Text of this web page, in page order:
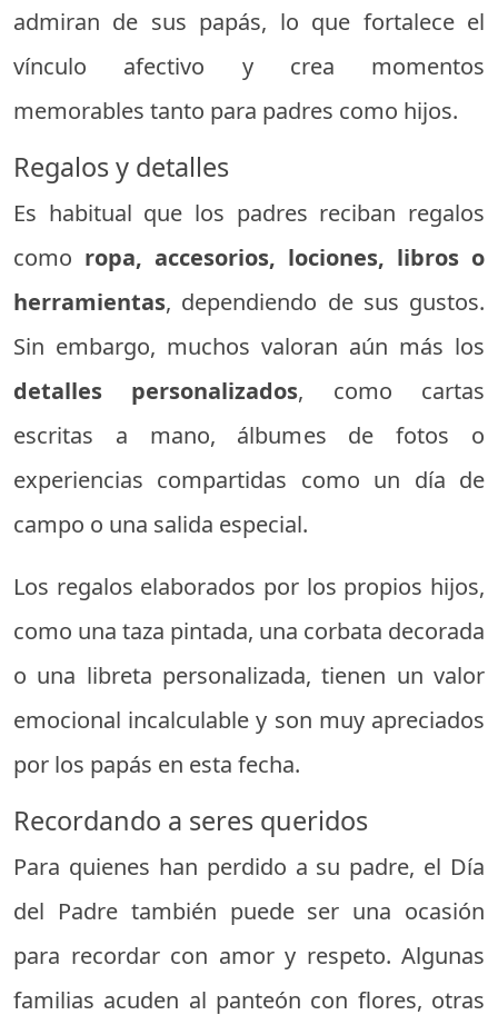
admiran de sus papás, lo que fortalece el
vínculo afectivo y crea momentos
memorables tanto para padres como hijos.
Regalos y detalles
Es habitual que los padres reciban regalos
como ropa, accesorios, lociones, libros o
herramientas, dependiendo de sus gustos.
Sin embargo, muchos valoran aún más los
detalles personalizados, como cartas
escritas a mano, álbumes de fotos o
experiencias compartidas como un día de
campo o una salida especial.
Los regalos elaborados por los propios hijos,
como una taza pintada, una corbata decorada
o una libreta personalizada, tienen un valor
emocional incalculable y son muy apreciados
por los papás en esta fecha.
Recordando a seres queridos
Para quienes han perdido a su padre, el Día
del Padre también puede ser una ocasión
para recordar con amor y respeto. Algunas
familias acuden al panteón con flores, otras